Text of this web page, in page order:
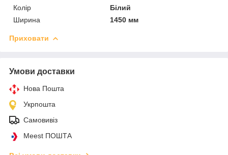
Колір
Білий
Ширина
1450 мм
Приховати
Умови доставки
Нова Пошта
Укрпошта
Самовивіз
Meest ПОШТА